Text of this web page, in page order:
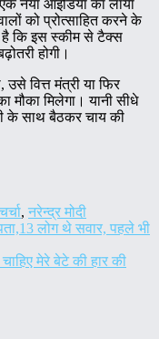
नया आइडिया का लाया
को प्रोत्साहित करने के
है कि इस स्कीम से टैक्स
होगी।
वित्त मंत्री या फिर
मौका मिलेगा। यानी सीधे
के साथ बैठकर चाय की
, नरेन्द्र मोदी
लोग थे सवार, पहले भी
मेरे बेटे की हार की